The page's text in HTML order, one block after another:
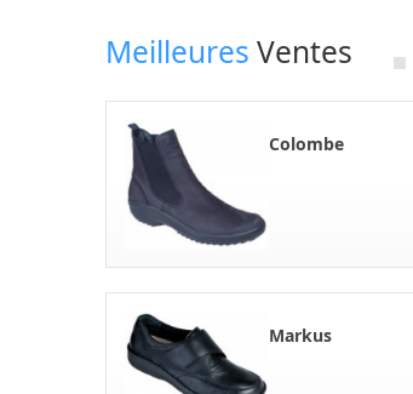
Meilleures Ventes
Colombe
Markus